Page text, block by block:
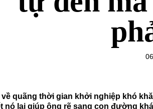
về quãng thời gian khởi nghiệp khó
nó lại giúp ông rẽ sang con đường